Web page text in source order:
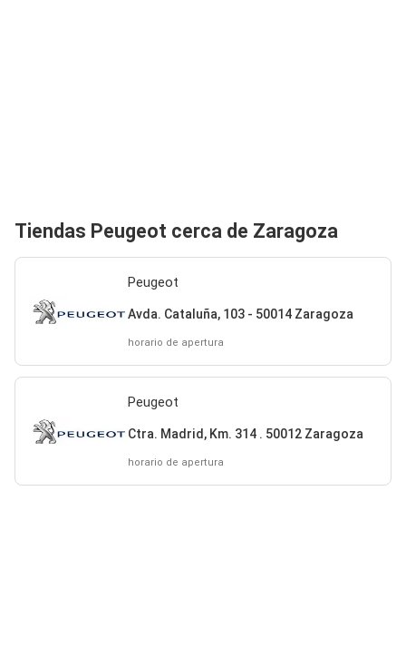
Tiendas Peugeot cerca de Zaragoza
Peugeot
Avda. Cataluña, 103 - 50014 Zaragoza
horario de apertura
Peugeot
Ctra. Madrid, Km. 314 . 50012 Zaragoza
horario de apertura